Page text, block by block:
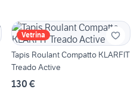
Vetrina
Tapis Roulant Compatto KLARFIT
Treado Active
130 €